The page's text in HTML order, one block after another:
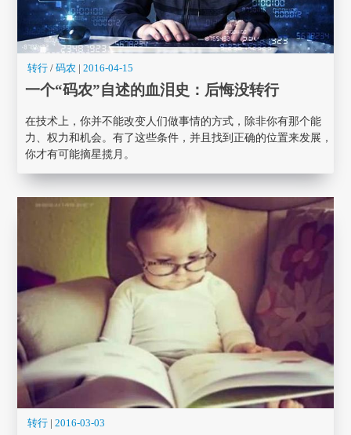
转行 / 码农 |2016-04-15
一个“码农”自述的血泪史：后悔没转行
在技术上，你并不能改变人们做事情的方式，除非你有那个能
力、权力和机会。有了这些条件，并且找到正确的位置来发展，
你才有可能摘星揽月。
转行 |2016-03-03